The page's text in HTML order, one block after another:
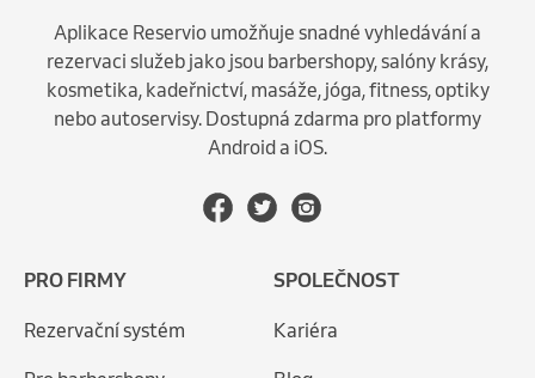
Aplikace Reservio umožňuje snadné vyhledávání a
rezervaci služeb jako jsou barbershopy, salóny krásy,
kosmetika, kadeřnictví, masáže, jóga, fitness, optiky
nebo autoservisy. Dostupná zdarma pro platformy
Android a iOS.
PRO FIRMY
Rezervační systém
SPOLEČNOST
Kariéra